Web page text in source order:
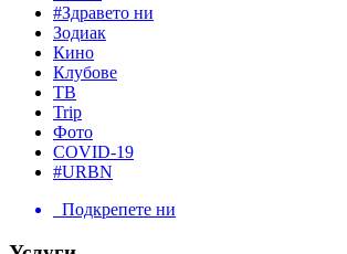
#Здравето ни
Зодиак
Кино
Клубове
ТВ
Trip
Фото
COVID-19
#URBN
Подкрепете ни